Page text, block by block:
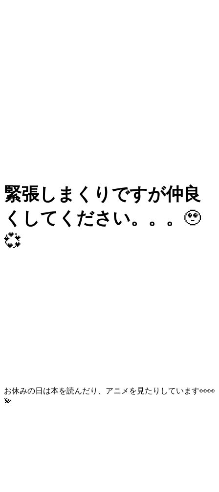
緊張しまくりですが仲良
くしてください。。。 🥹
💞
お休みの日は本を読んだり、アニメを見たりしています👀👀
💫